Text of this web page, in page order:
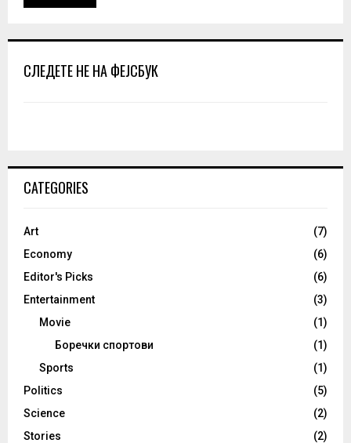
СЛЕДЕТЕ НЕ НА ФЕЈСБУК
CATEGORIES
Art
(7)
Economy
(6)
Editor's Picks
(6)
Entertainment
(3)
Movie
(1)
Боречки спортови
(1)
Sports
(1)
Politics
(5)
Science
(2)
Stories
(2)